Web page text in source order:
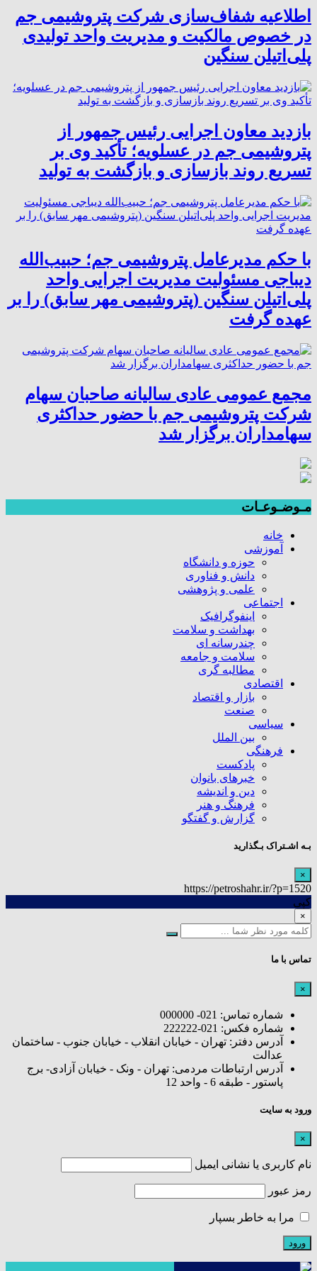
اطلاعیه شفاف‌سازی شرکت پتروشیمی جم
در خصوص مالکیت و مدیریت واحد تولیدی
پلی‌اتیلن سنگین
بازدید معاون اجرایی رئیس جمهور از
پتروشیمی جم در عسلویه؛ تأکید وی بر
تسریع روند بازسازی و بازگشت به تولید
با حکم مدیرعامل پتروشیمی جم؛ حبیب‌الله
دیباجی مسئولیت مدیریت اجرایی واحد
پلی‌اتیلن سنگین (پتروشیمی مهر سابق) را بر
عهده گرفت
مجمع عمومی عادی سالیانه صاحبان سهام
شرکت پتروشیمی جم با حضور حداکثری
سهامداران برگزار شد
مـوضـوعـات
خانه
آموزشی
حوزه و دانشگاه
دانش و فناوری
علمی و پژوهشی
اجتماعی
اینفوگرافیک
بهداشت و سلامت
چندرسانه ای
سلامت و جامعه
مطالبه گری
اقتصادی
بازار و اقتصاد
صنعت
سیاسی
بین الملل
فرهنگی
پادکست
خبرهای بانوان
دین و اندیشه
فرهنگ و هنر
گزارش و گفتگو
بـه اشـتراک بـگذارید
×
https://petroshahr.ir/?p=1520
کپی
×
تماس با ما
×
شماره تماس: 021- 000000
شماره فکس: 021-222222
آدرس دفتر: تهران - خیابان انقلاب - خیابان جنوب - ساختمان
عدالت
آدرس ارتباطات مردمی: تهران - ونک - خیابان آزادی- برج
پاستور - طبقه 6 - واحد 12
ورود به سایت
×
نام کاربری یا نشانی ایمیل
رمز عبور
مرا به خاطر بسپار